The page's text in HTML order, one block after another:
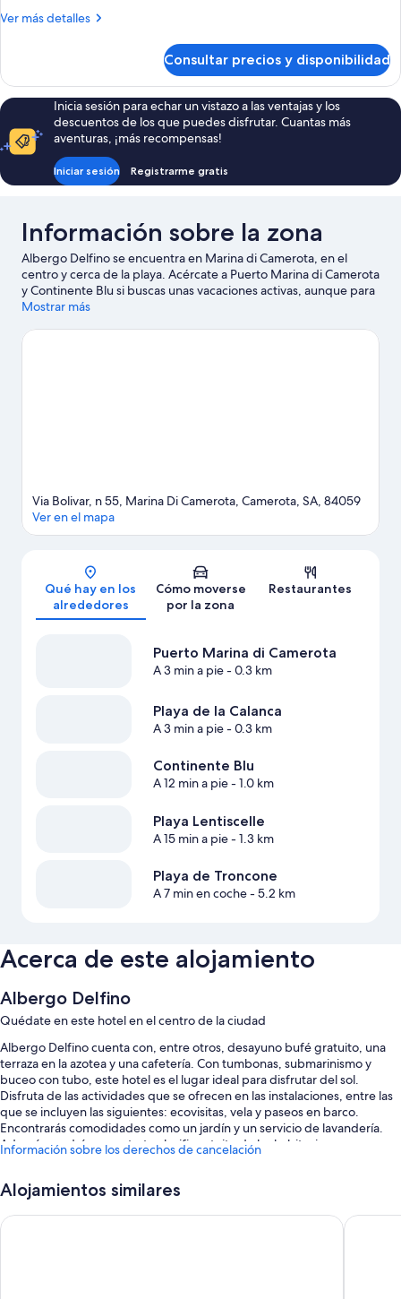
cama
2
individuales
Ver más detalles
Más
Confort
con
1
cama
doble
2
Consultar precios y disponibilidad
Inicia sesión para echar un vistazo a las ventajas y los
descuentos de los que puedes disfrutar. Cuantas más
aventuras, ¡más recompensas!
Iniciar sesión Registrarme gratis
Información sobre la zona
Albergo Delfino se encuentra en Marina di Camerota, en el
centro y cerca de la playa. Acércate a Puerto Marina di Camerota
y Continente Blu si buscas unas vacaciones activas, aunque para
apreciar la belleza natural de la región lo mejor es visitar Playa de
acuáticas que podrás hacer en la zona, como windsurf o pesca;
Mostrar más
Mapa
Via Bolivar, n 55, Marina Di Camerota, Camerota, SA, 84059
Ver en el mapa
Qué hay en los
alrededores
Cómo moverse
por la zona
Restaurantes
Puerto Marina di Camerota
A 3 min a pie- 0.3 km
Playa de la Calanca
A 3 min a pie- 0.3 km
Continente Blu
A 12 min a pie- 1.0 km
Playa Lentiscelle
A 15 min a pie- 1.3 km
Playa de Troncone
A 7 min en coche- 5.2 km
Acerca de este alojamiento
Albergo Delfino
Quédate en este hotel en el centro de la ciudad
Albergo Delfino cuenta con, entre otros, desayuno bufé gratuito, una
terraza en la azotea y una cafetería. Con tumbonas, submarinismo y
buceo con tubo, este hotel es el lugar ideal para disfrutar del sol.
Disfruta de las actividades que se ofrecen en las instalaciones, entre las
que se incluyen las siguientes: ecovisitas, vela y paseos en barco.
Encontrarás comodidades como un jardín y un servicio de lavandería.
Además, podrás conectarte al wifi gratuito de las habitaciones.
Aparcamiento y aparcamiento de larga duración gratis
Un servicio gratuito de transporte por la zona, bicicletas de alquiler y
Información sobre los derechos de cancelación
Alojamientos similares
Hotel America Park